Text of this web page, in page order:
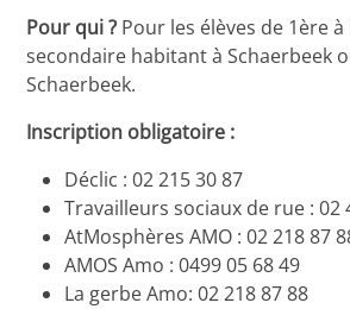
Pour qui ? Pour les élèves de 1ère
secondaire habitant à Schaerbeek
Schaerbeek.
Inscription obligatoire :
Déclic : 02 215 30 87
Travailleurs sociaux de rue : 02
AtMosphères AMO : 02 218 87
AMOS Amo : 0499 05 68 49
La gerbe Amo: 02 218 87 88